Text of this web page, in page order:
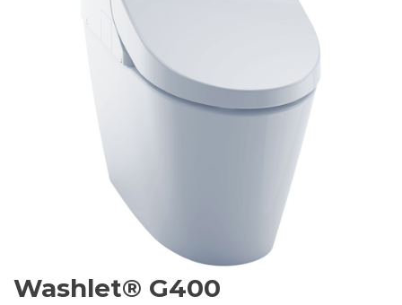
Washlet® G400